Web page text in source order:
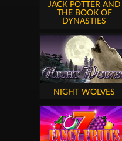
JACK POTTER AND
THE BOOK OF
DYNASTIES
NIGHT WOLVES